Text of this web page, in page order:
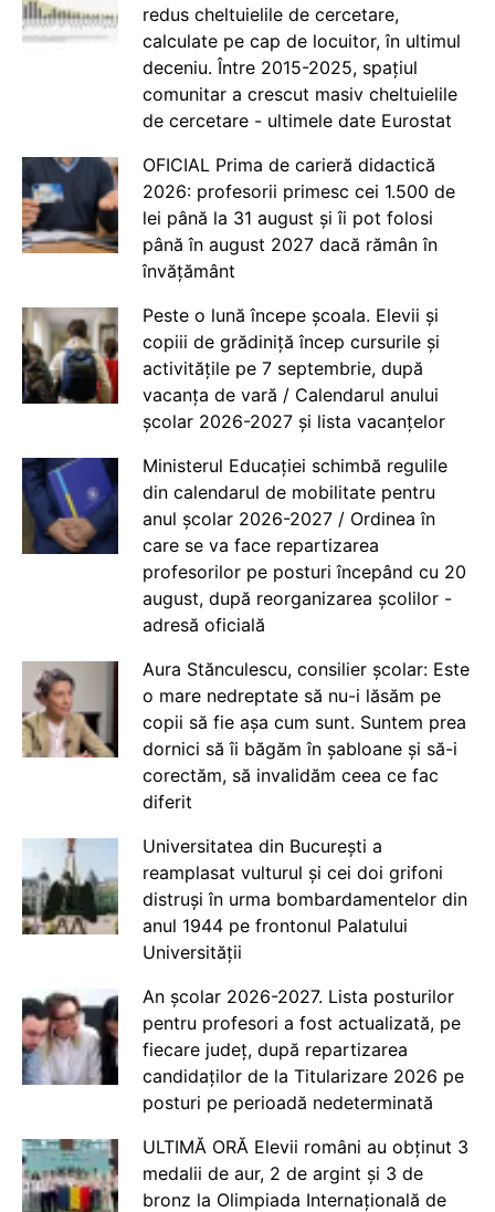
redus cheltuielile de cercetare,
calculate pe cap de locuitor, în ultimul
deceniu. Între 2015-2025, spațiul
comunitar a crescut masiv cheltuielile
de cercetare - ultimele date Eurostat
OFICIAL Prima de carieră didactică
2026: profesorii primesc cei 1.500 de
lei până la 31 august și îi pot folosi
până în august 2027 dacă rămân în
învățământ
Peste o lună începe școala. Elevii și
copiii de grădiniță încep cursurile și
activitățile pe 7 septembrie, după
vacanța de vară / Calendarul anului
școlar 2026-2027 și lista vacanțelor
Ministerul Educației schimbă regulile
din calendarul de mobilitate pentru
anul școlar 2026-2027 / Ordinea în
care se va face repartizarea
profesorilor pe posturi începând cu 20
august, după reorganizarea școlilor -
adresă oficială
Aura Stănculescu, consilier școlar: Este
o mare nedreptate să nu-i lăsăm pe
copii să fie așa cum sunt. Suntem prea
dornici să îi băgăm în șabloane și să-i
corectăm, să invalidăm ceea ce fac
diferit
Universitatea din București a
reamplasat vulturul și cei doi grifoni
distruși în urma bombardamentelor din
anul 1944 pe frontonul Palatului
Universității
An școlar 2026-2027. Lista posturilor
pentru profesori a fost actualizată, pe
fiecare județ, după repartizarea
candidaților de la Titularizare 2026 pe
posturi pe perioadă nedeterminată
ULTIMĂ ORĂ Elevii români au obținut 3
medalii de aur, 2 de argint și 3 de
bronz la Olimpiada Internațională de